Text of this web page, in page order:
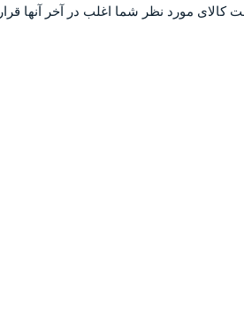
مورد نظر شما اغلب در آخر آنها